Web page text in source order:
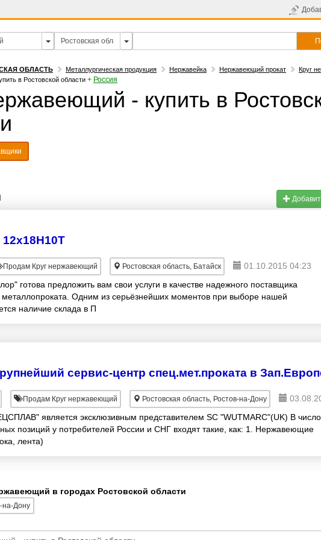
ОБЛАСТЬ Металлургическая продукция Нержавейка Нержавеющий прокат
Круг
в Ростовской области + Россия
- купить в
12х18Н10Т
Продам Круг нержавеющий Ростовская область, Батайск
01.10.2015 04:23
готова предложить вам свои услуги в качестве надежного поставщика
Одним из серьёзнейших моментов при выборе нашей
наличие склада в П
Продам Круг нержавеющий Ростовская область, Ростов-на-Дону
является эксклюзивным представителем SC "WUTMARC"(UK) В число
позиций у потребителей России и СНГ входят такие, как: 1. Нержавеющие
лента)
в городах Ростовской области
на-Дону